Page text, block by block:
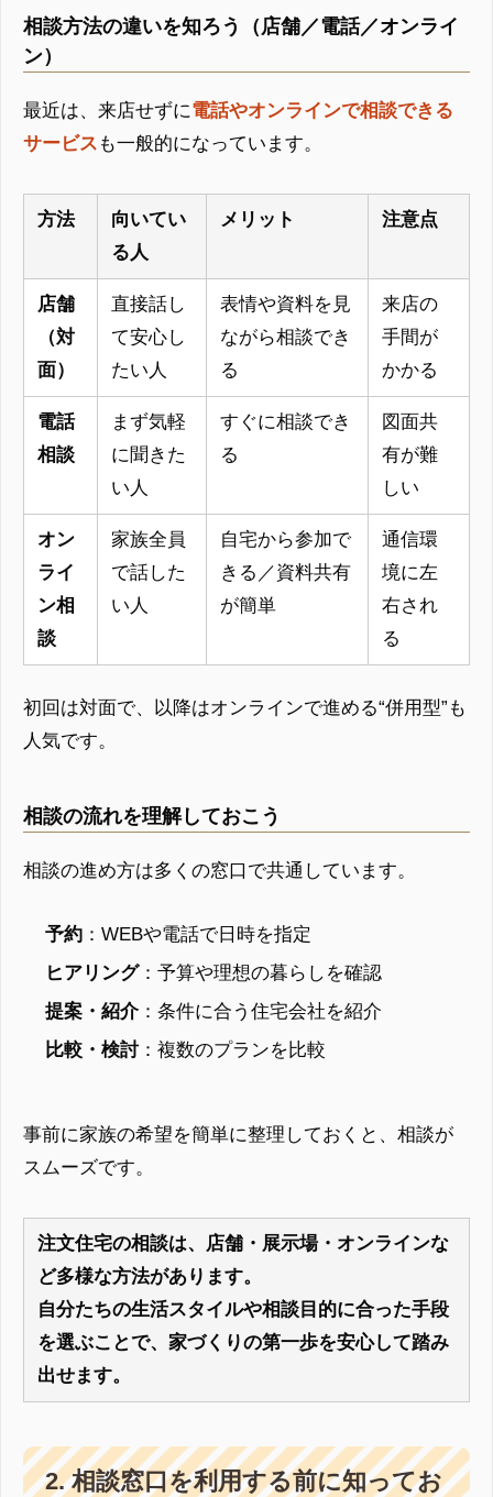
相談方法の違いを知ろう（店舗／電話／オンライ
ン）
最近は、来店せずに電話やオンラインで相談できる
サービス も一般的になっています。
方法
向いてい
る人
メリット 注意点
店舗
（対
面）
直接話し
て安心し
たい人
表情や資料を見
ながら相談でき
る
来店の
手間が
かかる
電話
相談
まず気軽
に聞きた
い人
すぐに相談でき
る
図面共
有が難
しい
オン
ライ
ン相
談
家族全員
で話した
い人
自宅から参加で
きる／資料共有
が簡単
通信環
境に左
右され
る
初回は対面で、以降はオンラインで進める“併用型”も
人気です。
相談の流れを理解しておこう
相談の進め方は多くの窓口で共通しています。
予約 ：WEBや電話で日時を指定
ヒアリング：予算や理想の暮らしを確認
提案・紹介：条件に合う住宅会社を紹介
比較・検討：複数のプランを比較
事前に家族の希望を簡単に整理しておくと、相談が
スムーズです。
注文住宅の相談は、店舗・展示場・オンラインな
ど多様な方法があります。
自分たちの生活スタイルや相談目的に合った手段
を選ぶことで、家づくりの第一歩を安心して踏み
出せます。
2. 相談窓口を利用する前に知ってお